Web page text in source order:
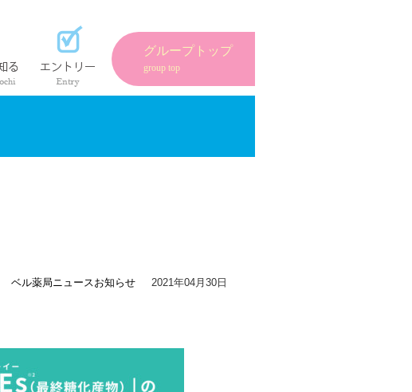
グループトップ
group top
高知の紹介 エントリーフォーム
2021年04月30日
ベル薬局ニュースお知らせ